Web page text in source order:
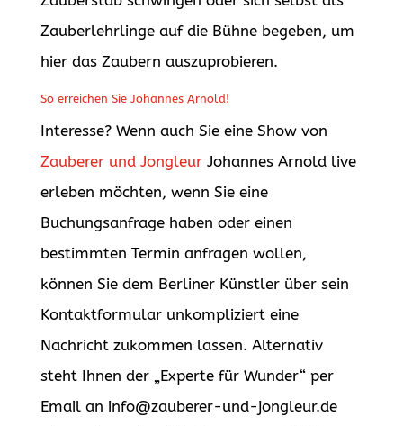
Zauberlehrlinge auf die Bühne begeben, um
hier das Zaubern auszuprobieren.
So erreichen Sie Johannes Arnold!
Interesse? Wenn auch Sie eine Show von
Zauberer und JongleurJohannes Arnold live
erleben möchten, wenn Sie eine
Buchungsanfrage haben oder einen
bestimmten Termin anfragen wollen,
können Sie dem Berliner Künstler über sein
Kontaktformular unkompliziert eine
Nachricht zukommen lassen. Alternativ
steht Ihnen der „Experte für Wunder“ per
Email an info@zauberer-und-jongleur.de